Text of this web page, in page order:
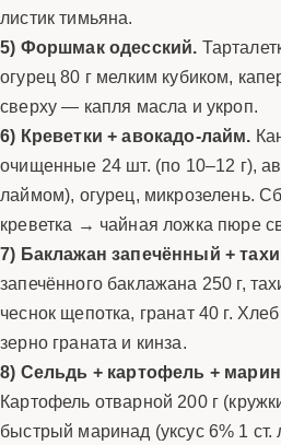
листик тимьяна.
5) Форшмак одесский.
огурец 80 г мелким кубиком,
сверху — капля масла и укроп.
6) Креветки + авокадо-лайм.
очищенные 24 шт. (по 10–12 г),
лаймом), огурец, микрозелень.
креветка → чайная ложка пюре
7) Баклажан запечённый +
запечённого баклажана 250 г,
чеснок щепотка, гранат 40 г.
зерно граната и кинза.
8) Сельдь + картофель +
Картофель отварной 200 г
быстрый маринад (уксус 6% 1 ст.